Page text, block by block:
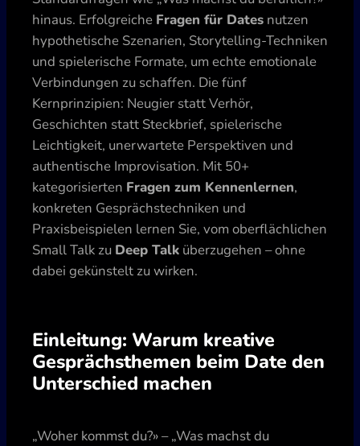
hinaus. Erfolgreiche Fragen für Dates nutzen
hypothetische Szenarien, Storytelling-Techniken
und spielerische Formate, um echte emotionale
Verbindungen zu schaffen. Die fünf
Kernprinzipien: Neugier statt Verhör,
Geschichten statt Steckbrief, spielerische
Leichtigkeit, unerwartete Perspektiven und
authentische Improvisation. Mit 50+
kategorisierten Fragen zum Kennenlernen,
konkreten Gesprächstechniken und
Praxisbeispielen lernen Sie, vom oberflächlichen
Small Talk zu Deep Talk überzugehen – ohne
dabei gekünstelt zu wirken.
Einleitung: Warum kreative
Gesprächsthemen beim Date den
Unterschied machen
„Woher kommst du?» – „Was machst du